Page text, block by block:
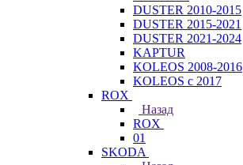
DUSTER 2010-2015
DUSTER 2015-2021
DUSTER 2021-2024
KAPTUR
KOLEOS 2008-2016
KOLEOS с 2017
ROX
Назад
ROX
01
SKODA